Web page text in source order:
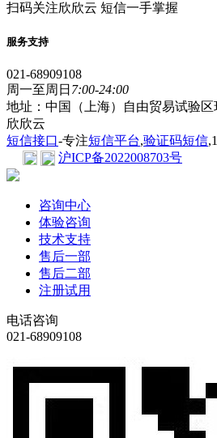
扫码关注欣欣云 短信一手掌握
服务支持
021-68909108
周一至周日 7:00-24:00
地址：中国（上海）自由贸易试验区
欣欣云
短信接口-专注短信平台,验证码短信
沪ICP备2022008703号
咨询中心
体验咨询
技术支持
售后一部
售后二部
注册试用
电话咨询
021-68909108